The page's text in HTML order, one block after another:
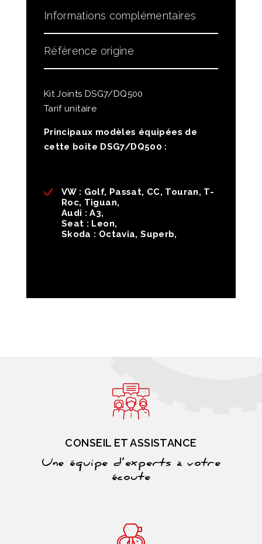
Informations complémentaires
Référence origine
Kit Joints DSG7/DQ500
Tarif unitaire
Principaux modèles équipées de
cette boite DSG7/DQ500 :
VW : Golf, Passat, CC, Touran, T-
Roc, Tiguan,
Audi : A3,
Seat : Leon,
Skoda : Octavia, Superb,
CONSEIL ET ASSISTANCE
Une équipe d’experts à votre
écoute